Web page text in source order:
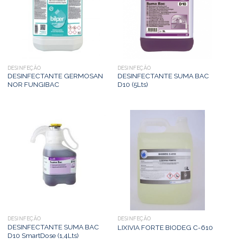
DESINFEÇÃO
DESINFECTANTE GERMOSAN
NOR FUNGIBAC
DESINFEÇÃO
DESINFECTANTE SUMA BAC
D10 (5Lts)
DESINFEÇÃO
DESINFECTANTE SUMA BAC
D10 SmartDose (1,4Lts)
DESINFEÇÃO
LIXIVIA FORTE BIODEG C-610